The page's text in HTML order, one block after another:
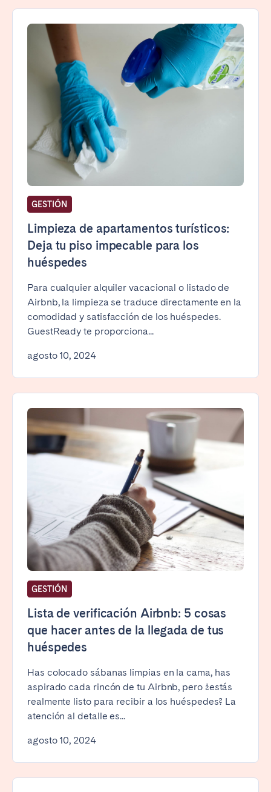
GESTIÓN
Limpieza de apartamentos turísticos:
Deja tu piso impecable para los
huéspedes
Para cualquier alquiler vacacional o listado de
Airbnb, la limpieza se traduce directamente en la
comodidad y satisfacción de los huéspedes.
GuestReady te proporciona...
agosto 10, 2024
GESTIÓN
Lista de verificación Airbnb: 5 cosas
que hacer antes de la llegada de tus
huéspedes
Has colocado sábanas limpias en la cama, has
aspirado cada rincón de tu Airbnb, pero ¿estás
realmente listo para recibir a los huéspedes? La
atención al detalle es...
agosto 10, 2024
Seleccionar idioma
English
Français
Español
Português